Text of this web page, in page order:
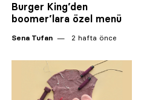
Burger King’den
boomer’lara özel menü
Sena Tufan 2 hafta önce